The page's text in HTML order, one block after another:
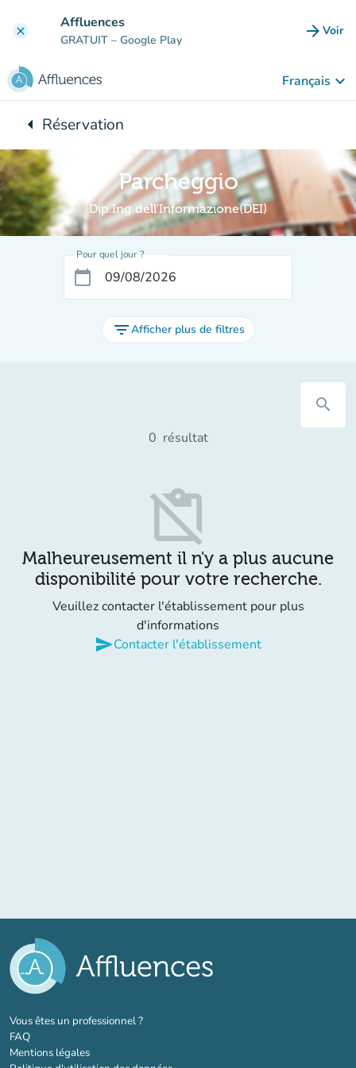
clear Affluences
GRATUIT – Google Play arrow_forward Voir
Français keyboard_arrow_down
arrow_leftRetour à :
Réservation
Parcheggio
Dip.Ing.dell'Informazione(DEI)
Pour quel jour ?
calendar_today
filter_listAfficher plus de filtres
search
0 résultat
content_paste_off
Malheureusement il n'y a plus aucune
disponibilité pour votre recherche.
Veuillez contacter l'établissement pour plus
d'informations
sendContacter l'établissement
Vous êtes un professionnel ?(nouvel onglet)
FAQ
Mentions légales